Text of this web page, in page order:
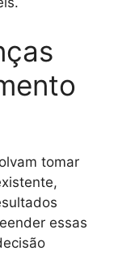
tomar
essas